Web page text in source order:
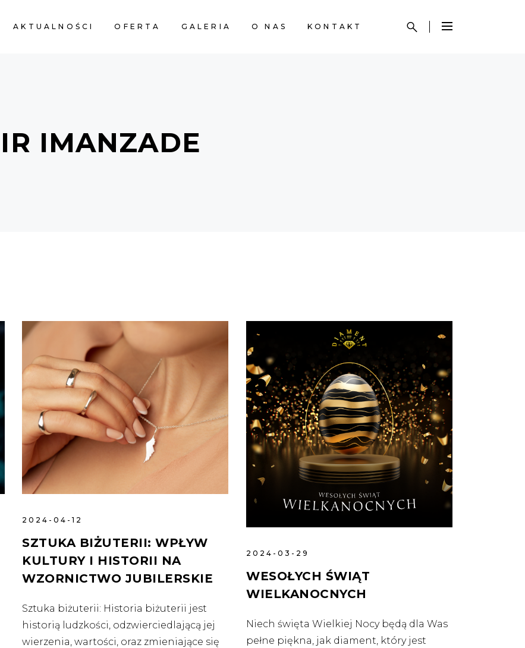
AKTUALNOŚCI OFERTA GALERIA O NAS KONTAKT
IMANZADE
2024-04-12
SZTUKA BIŻUTERII: WPŁYW
KULTURY I HISTORII NA
WZORNICTWO JUBILERSKIE
Sztuka biżuterii: Historia biżuterii jest
historią ludzkości, odzwierciedlającą jej
wierzenia, wartości, oraz zmieniające się
2024-03-29
WESOŁYCH ŚWIĄT
WIELKANOCNYCH
Niech święta Wielkiej Nocy będą dla Was
pełne piękna, jak diament, który jest